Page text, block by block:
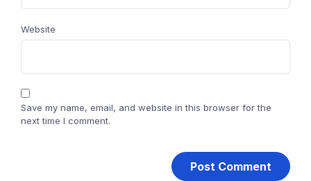
Website
Save my name, email, and website in this browser for the
next time I comment.